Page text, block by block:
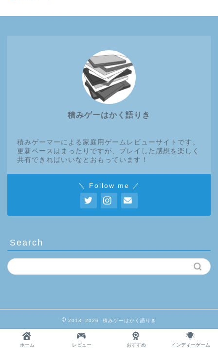
積みゲーはかく語りき
積みゲーマーによる家庭用ゲームレビューサイトです。
更新ペースはまったりですが、プレイした感想を楽しく
共有できればいいなとおもっています！
＼ Follow me ／
Search
2013–2026 積みゲーはかく語りき
ホーム レビュー おすすめ インディーゲーム